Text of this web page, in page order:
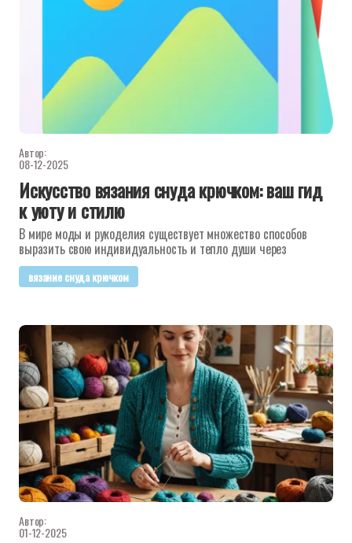
Автор:
08-12-2025
Искусство вязания снуда крючком: ваш гид
к уюту и стилю
В мире моды и рукоделия существует множество способов
выразить свою индивидуальность и тепло души через
вязание снуда крючком
Автор:
01-12-2025